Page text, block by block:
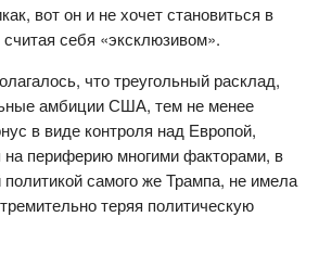
вот он и не хочет становиться в
себя «эксклюзивом».
что треугольный расклад,
амбиции США, тем не менее
в виде контроля над Европой,
на периферию многими факторами, в
самого же Трампа, не имела
теряя политическую